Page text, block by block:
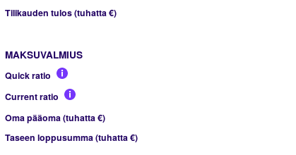
Tilikauden tulos (tuhatta €)
MAKSUVALMIUS
Quick ratio
Current ratio
Oma pääoma (tuhatta €)
Taseen loppusumma (tuhatta €)